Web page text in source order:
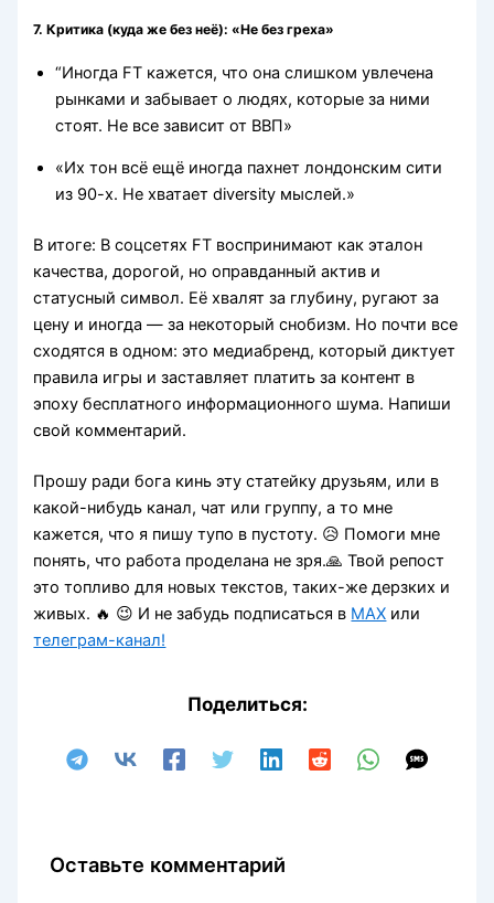
7. Критика (куда же без неё): «Не без греха»
“Иногда FT кажется, что она слишком увлечена
рынками и забывает о людях, которые за ними
стоят. Не все зависит от ВВП»
«Их тон всё ещё иногда пахнет лондонским сити
из 90-х. Не хватает diversity мыслей.»
В итоге: В соцсетях FT воспринимают как эталон
качества, дорогой, но оправданный актив и
статусный символ. Её хвалят за глубину, ругают за
цену и иногда — за некоторый снобизм. Но почти все
сходятся в одном: это медиабренд, который диктует
правила игры и заставляет платить за контент в
эпоху бесплатного информационного шума. Напиши
свой комментарий.
Прошу ради бога кинь эту статейку друзьям, или в
какой-нибудь канал, чат или группу, а то мне
кажется, что я пишу тупо в пустоту. 😥 Помоги мне
понять, что работа проделана не зря.🙏 Твой репост
это топливо для новых текстов, таких-же дерзких и
живых. 🔥 😉 И не забудь подписаться в MAX или
телеграм-канал!
Поделиться:
Оставьте комментарий